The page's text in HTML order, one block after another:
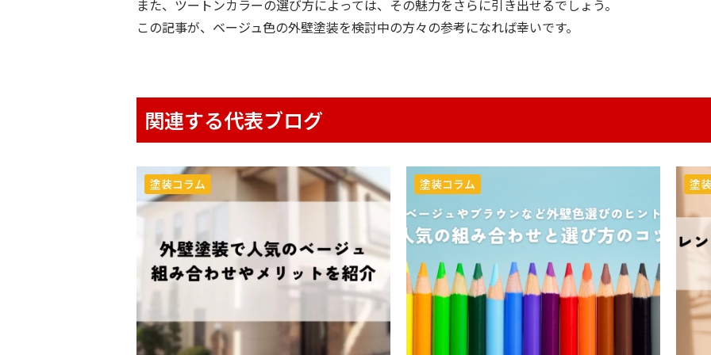
また、ツートンカラーの選び方によっては、その魅力をさらに引き出せるでしょう。
この記事が、ベージュ色の外壁塗装を検討中の方々の参考になれば幸いです。
関連する代表ブログ
塗装コラム 塗装コラム 塗